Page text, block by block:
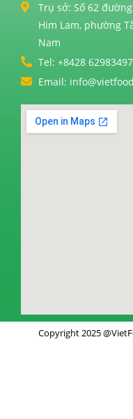
Trụ sở: Số 62
Him Lam, phường
Nam
Tel: +8428
Email:
Copyright 2025